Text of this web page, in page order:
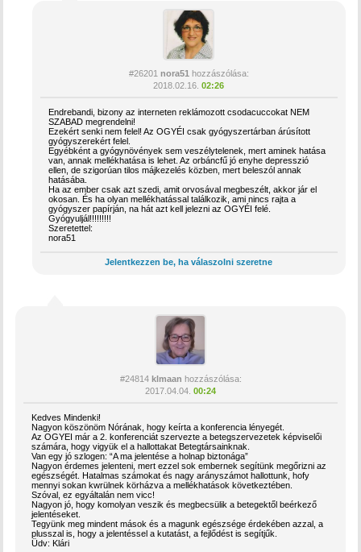
#26201 nora51 hozzászólása:
2018.02.16. 02:26
Endrebandi, bizony az interneten reklámozott csodacuccokat NEM
SZABAD megrendelni!
Ezekért senki nem felel! Az OGYÉI csak gyógyszertárban árúsított
gyógyszerekért felel.
Egyébként a gyógynövények sem veszélytelenek, mert aminek hatása
van, annak mellékhatása is lehet. Az orbáncfű jó enyhe depresszió
ellen, de szigorúan tilos májkezelés közben, mert beleszól annak
hatásába.
Ha az ember csak azt szedi, amit orvosával megbeszélt, akkor jár el
okosan. És ha olyan mellékhatással találkozik, ami nincs rajta a
gyógyszer papírján, na hát azt kell jelezni az OGYÉI felé.
Gyógyuljál!!!!!!!!!
Szeretettel:
nora51
Jelentkezzen be, ha válaszolni szeretne
#24814 klmaan hozzászólása:
2017.04.04. 00:24
Kedves Mindenki!
Nagyon köszönöm Nórának, hogy keírta a konferencia lényegét.
Az OGYEI már a 2. konferenciát szervezte a betegszervezetek képviselői
számára, hogy vigyük el a hallottakat Betegtársainknak.
Van egy jó szlogen: “A ma jelentése a holnap biztonága”
Nagyon érdemes jelenteni, mert ezzel sok embernek segítünk megőrizni az
egészségét. Hatalmas számokat és nagy arányszámot hallottunk, hofy
mennyi sokan kwrülnek körházva a mellékhatások következtében.
Szóval, ez egyáltalán nem vicc!
Nagyon jó, hogy komolyan veszik és megbecsülik a betegektől beérkező
jelentéseket.
Tegyünk meg mindent mások és a magunk egészsége érdekében azzal, a
plusszal is, hogy a jelentéssel a kutatást, a fejlődést is segítjűk.
Üdv: Klári